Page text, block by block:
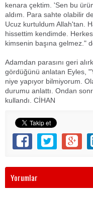
kenara çektim. 'Sen bu
aldım. Para sahte olabilir
Ucuz kurtuldum Allah'tan.
hissettim kendimde.
kimsenin başına gelmez."
Adamdan parasını geri
gördüğünü anlatan Eyles,
niye yapıyor bilmiyorum.
durumu anlattı. Ondan
kullandı. CİHAN
Yorumlar